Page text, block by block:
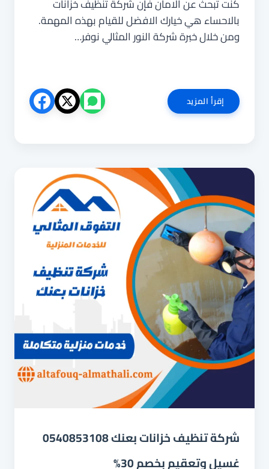
كنت تبحث عن الامان فإن شركة تنظيف خزانات
بالاحساء هي خيارك الافضل للقيام بهذه المهمة.
ومن خلال خبرة شركة النور المثالي نوفر…
إقرأ المزيدشركة
تنظيف
المثالي
شركة تنظيف خزانات بعنك 0540853108
غسيل وتعقيم بخصم 30%